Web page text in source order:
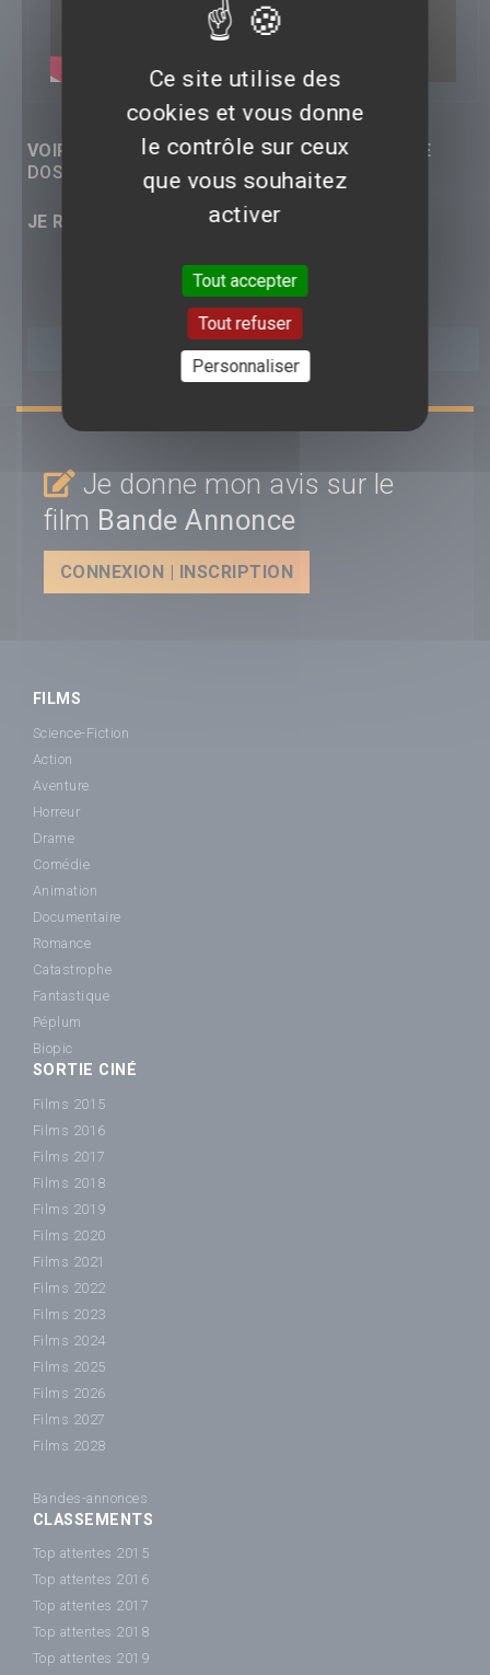
VOIR LES RÉACTIONS (0) SUR CETTE VIDÉO DE
DOSSIER 137
JE RÉAGIS :
Je donne mon avis sur le
film Bande Annonce
CONNEXION | INSCRIPTION
FILMS
Science-Fiction
Action
Aventure
Horreur
Drame
Comédie
Animation
Documentaire
Romance
Catastrophe
Fantastique
Péplum
Biopic
SORTIE CINÉ
Films 2015
Films 2016
Films 2017
Films 2018
Films 2019
Films 2020
Films 2021
Films 2022
Films 2023
Films 2024
Films 2025
Films 2026
Films 2027
Films 2028
Bandes-annonces
CLASSEMENTS
Top attentes 2015
Top attentes 2016
Top attentes 2017
Top attentes 2018
Top attentes 2019
Ce site utilise des
cookies et vous donne
le contrôle sur ceux
que vous souhaitez
activer
Tout accepter
Tout refuser
Personnaliser